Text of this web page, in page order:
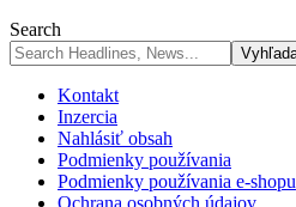
Search
Kontakt
Inzercia
Nahlásiť obsah
Podmienky používania
Podmienky používania e-shopu
Ochrana osobných údajov